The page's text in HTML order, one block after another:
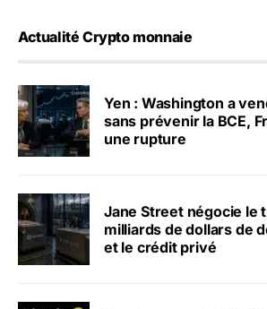
Actualité Crypto monnaie
Yen : Washington a
sans prévenir la BCE,
une rupture
Jane Street négocie le
milliards de dollars de
et le crédit privé